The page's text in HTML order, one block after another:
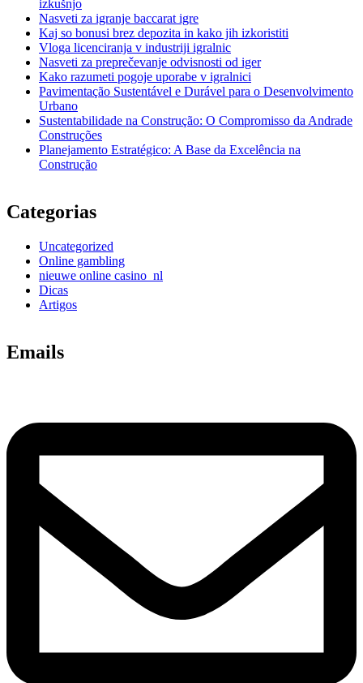
izkušnjo
Nasveti za igranje baccarat igre
Kaj so bonusi brez depozita in kako jih izkoristiti
Vloga licenciranja v industriji igralnic
Nasveti za preprečevanje odvisnosti od iger
Kako razumeti pogoje uporabe v igralnici
Pavimentação Sustentável e Durável para o Desenvolvimento
Urbano
Sustentabilidade na Construção: O Compromisso da Andrade
Construções
Planejamento Estratégico: A Base da Excelência na
Construção
Categorias
Uncategorized
Online gambling
nieuwe online casino_nl
Dicas
Artigos
Emails